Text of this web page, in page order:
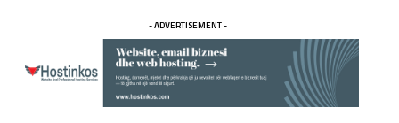
- ADVERTISEMENT -